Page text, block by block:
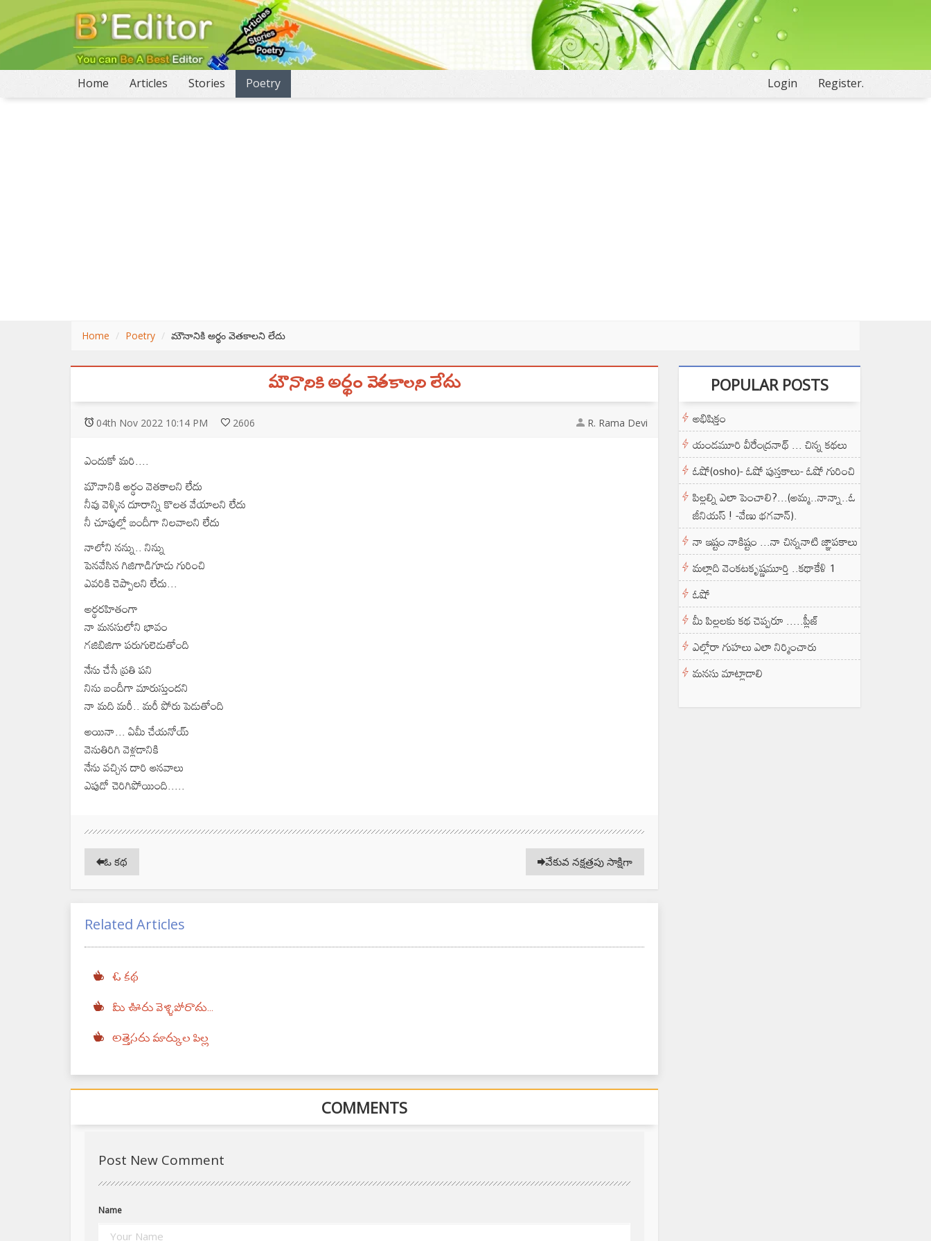
Home (current)
Articles Stories Poetry Login Register.
Home Poetry మౌనానికి అర్థం వెతకాలని లేదు
మౌనానికి అర్థం వెతకాలని లేదు
04th Nov 2022 10:14 PM 2606 R. Rama Devi
ఎందుకో మరి....
మౌనానికి అర్థం వెతకాలని లేదు
నీవు వెళ్ళిన దూరాన్ని కొలత వేయాలని లేదు
నీ చూపుల్లో బందీగా నిలవాలని లేదు
నాలోని నన్ను.. నిన్ను
పెనవేసిన గిజిగాడిగూడు గురించి
ఎవరికి చెప్పాలని లేదు...
అర్థరహితంగా
నా మనసులోని భావం
గజిబిజిగా పరుగులెడుతోంది
నేను చేసే ప్రతి పని
నిను బందీగా మారుస్తుందని
నా మది మరీ.. మరీ పోరు పెడుతోంది
అయినా... ఏమీ చేయనోయ్
వెనుతిరిగి వెళ్లడానికి
నేను వచ్చిన దారి ఆనవాలు
ఎపుడో చెరిగిపోయింది.....
ఓ కథ వేకువ నక్షత్రపు సాక్షిగా
Related Articles
ఓ కథ
మీ ఊరు వెళ్ళిపోరాదు...
అత్తెసరు మార్కుల పిల్ల
COMMENTS
Post New Comment
Name
POPULAR POSTS
అభిషిక్తం
యండమూరి వీరేంద్రనాథ్ ... చిన్న కథలు
ఓషో(osho)- ఓషో పుస్తకాలు- ఓషో గురించి
పిల్లల్ని ఎలా పెంచాలి?...(అమ్మ..నాన్నా..ఓ
జీనియస్ ! -వేణు భగవాన్).
నా ఇష్టం నాకిష్టం ...నా చిన్ననాటి జ్ఞాపకాలు
మల్లాది వెంకటకృష్ణమూర్తి ..కథాకేళి 1
ఓషో
మీ పిల్లలకు కథ చెప్పరూ .....ప్లీజ్
ఎల్లోరా గుహలు ఎలా నిర్మించారు
మనసు మాట్లాడాలి